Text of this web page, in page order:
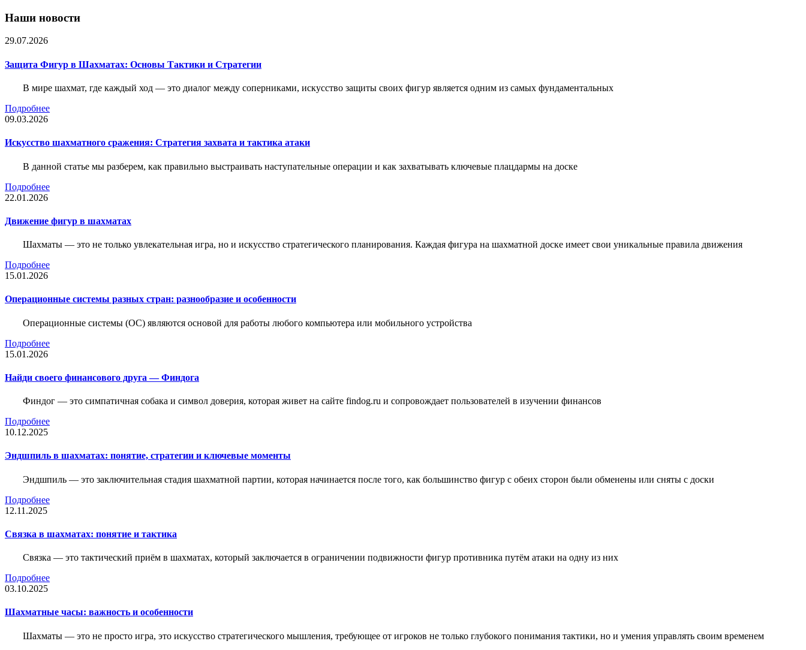
Наши новости
29.07.2026
Защита Фигур в Шахматах: Основы Тактики и Стратегии
В мире шахмат, где каждый ход — это диалог между соперниками, искусство защиты своих фигур является одним из самых фундаментальных
Подробнее
09.03.2026
Искусство шахматного сражения: Стратегия захвата и тактика атаки
В данной статье мы разберем, как правильно выстраивать наступательные операции и как захватывать ключевые плацдармы на доске
Подробнее
22.01.2026
Движение фигур в шахматах
Шахматы — это не только увлекательная игра, но и искусство стратегического планирования. Каждая фигура на шахматной доске имеет свои уникальные правила движения
Подробнее
15.01.2026
Операционные системы разных стран: разнообразие и особенности
Операционные системы (ОС) являются основой для работы любого компьютера или мобильного устройства
Подробнее
15.01.2026
Найди своего финансового друга — Финдога
Финдог — это симпатичная собака и символ доверия, которая живет на сайте findog.ru и сопровождает пользователей в изучении финансов
Подробнее
10.12.2025
Эндшпиль в шахматах: понятие, стратегии и ключевые моменты
Эндшпиль — это заключительная стадия шахматной партии, которая начинается после того, как большинство фигур с обеих сторон были обменены или сняты с доски
Подробнее
12.11.2025
Связка в шахматах: понятие и тактика
Связка — это тактический приём в шахматах, который заключается в ограничении подвижности фигур противника путём атаки на одну из них
Подробнее
03.10.2025
Шахматные часы: важность и особенности
Шахматы — это не просто игра, это искусство стратегического мышления, требующее от игроков не только глубокого понимания тактики, но и умения управлять своим временем